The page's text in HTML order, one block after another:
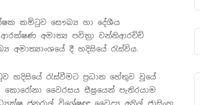
කමිටුව සෞඛ්‍ය හා දේශීය
අමාත්‍ය පවිත්‍රා වන්නිආරච්ච්
දී හදිසියේ රැස්විය.
රැස්වීමට ප්‍රධාන හේතුව වූයේ
වෛරසය සීඝ්‍රයෙන් පැතිරයාම